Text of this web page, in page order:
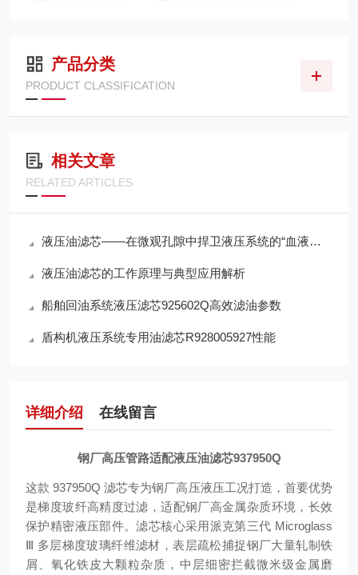
产品分类
PRODUCT CLASSIFICATION
相关文章
RELATED ARTICLES
液压油滤芯——在微观孔隙中捍卫液压系统的“血液纯净”
液压油滤芯的工作原理与典型应用解析
船舶回油系统液压滤芯925602Q高效滤油参数
盾构机液压系统专用油滤芯R928005927性能
详细介绍 在线留言
钢厂高压管路适配液压油滤芯937950Q
这款 937950Q 滤芯专为钢厂高压液压工况打造，首要优势
是梯度玻纤高精度过滤，适配钢厂高金属杂质环境，长效
保护精密液压部件。滤芯核心采用派克第三代 Microglass
Ⅲ 多层梯度玻璃纤维滤材，表层疏松捕捉钢厂大量轧制铁
屑、氧化铁皮大颗粒杂质，中层细密拦截微米级金属磨